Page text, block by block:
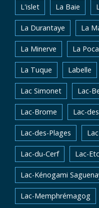
L'islet La Baie
La Durantaye La
La Minerve La
La Tuque Labelle
Lac Simonet Lac-
Lac-Brome Lac-
Lac-des-Plages
Lac-du-Cerf Lac-
Lac-Kénogami
Lac-Memphrémagog